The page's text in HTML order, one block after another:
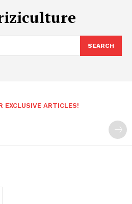
SEARCH
EXCLUSIVE ARTICLES!